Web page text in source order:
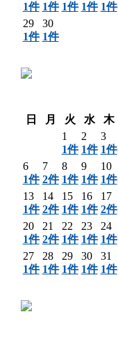
1件 1件 1件 1件 1件
29
1件
30
1件
日
月 火 水 木
1
1件
2
1件
3
1件
6
1件
7
2件
8
1件
9
1件
10
1件
13
1件
14
2件
15
1件
16
1件
17
2件
20
1件
21
2件
22
1件
23
1件
24
1件
27
1件
28
1件
29
1件
30
1件
31
1件